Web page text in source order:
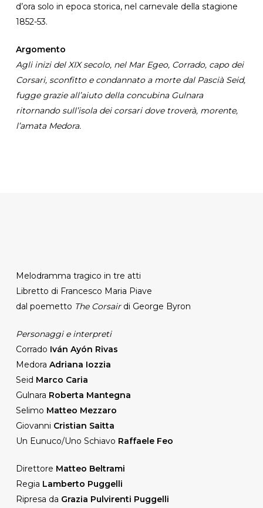
d’ora solo in epoca storica, nel carnevale della stagione
1852-53.
Argomento
Agli inizi del XIX secolo, nel Mar Egeo, Corrado, capo dei
Corsari, sconfitto e condannato a morte dal Pascià Seid,
fugge grazie all’aiuto della concubina Gulnara
ritornando sull’isola dei corsari dove troverà, morente,
l’amata Medora.
Melodramma tragico in tre atti
Libretto di Francesco Maria Piave
dal poemetto The Corsairdi George Byron
Personaggi e interpreti
Corrado Iván Ayón Rivas
Medora Adriana Iozzia
Seid Marco Caria
Gulnara Roberta Mantegna
Selimo Matteo Mezzaro
Giovanni Cristian Saitta
Un Eunuco/Uno Schiavo Raffaele Feo
Direttore Matteo Beltrami
Regia Lamberto Puggelli
Ripresa da Grazia Pulvirenti Puggelli